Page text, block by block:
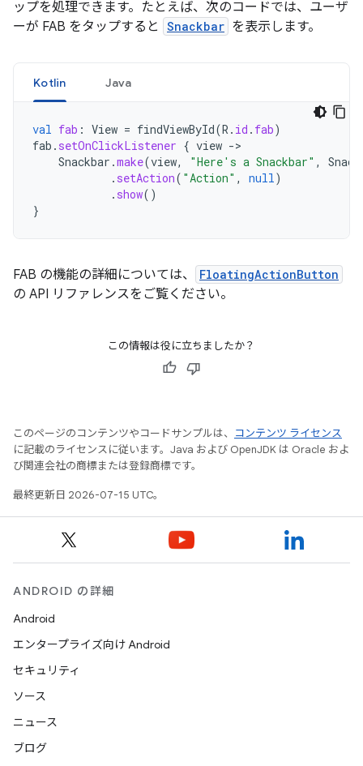
ップを処理できます。たとえば、次のコードでは、ユーザ
ーが FAB をタップすると
Snackbar を表示します。
Kotlin Java
val fab : View = findViewById(R . id . fab)
fab . setOnClickListener { view ->
Snackbar .make(view, "Here's a Snackbar" ,
. setAction( "Action" , null )
. show()
}
FAB の機能の詳細については、 FloatingActionButton
の API リファレンスをご覧ください。
この情報は役に立ちましたか？
このページのコンテンツやコードサンプルは、
コンテンツ ライセンス
に記載のライセンスに従います。Java および OpenJDK は Oracle およ
び関連会社の商標または登録商標です。
最終更新日 2026-07-15 UTC。
ANDROID の詳細
Android
エンタープライズ向け Android
セキュリティ
ソース
ニュース
ブログ